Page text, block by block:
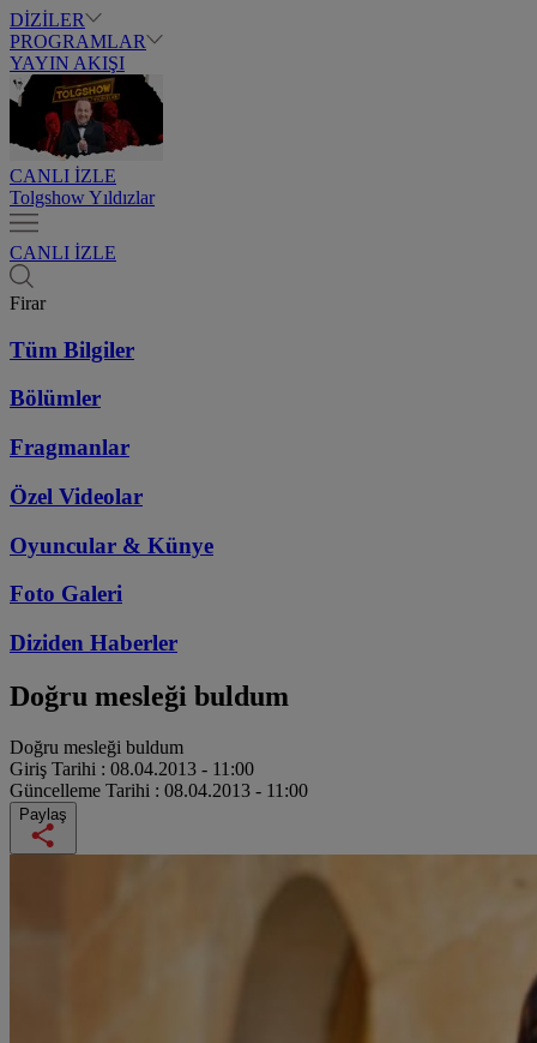
DİZİLER
PROGRAMLAR
YAYIN AKIŞI
CANLI İZLE
Tolgshow Yıldızlar
CANLI İZLE
Firar
Tüm Bilgiler
Bölümler
Fragmanlar
Özel Videolar
Oyuncular & Künye
Foto Galeri
Diziden Haberler
Doğru mesleği buldum
Doğru mesleği buldum
Giriş Tarihi : 08.04.2013 - 11:00
Güncelleme Tarihi : 08.04.2013 - 11:00
Paylaş